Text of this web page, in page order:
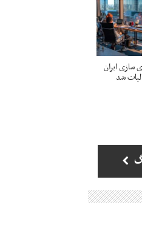
ایران
شد